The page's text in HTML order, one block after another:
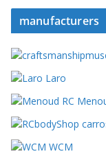
manufacturers
Laro
WCM